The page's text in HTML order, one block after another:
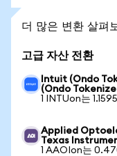
더 많은 변환 살펴
고급 자산 전환
Intuit (Ondo
(Ondo
1 INTUon는
Applied
Texas
1 AAOIon는